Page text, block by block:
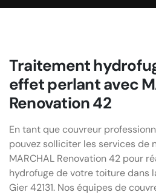
Traitement
effet perlant avec
Renovation 42
En tant que couvreur
pouvez solliciter les services de
MARCHAL Renovation 42 pour
hydrofuge de votre toiture dans
Gier 42131. Nos équipes de